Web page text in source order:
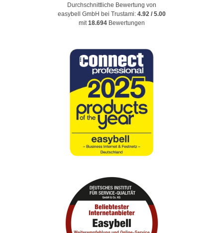
Durchschnittliche Bewertung von
easybell GmbH bei Trustami: 4.92/ 5.00
mit18.694 Bewertungen